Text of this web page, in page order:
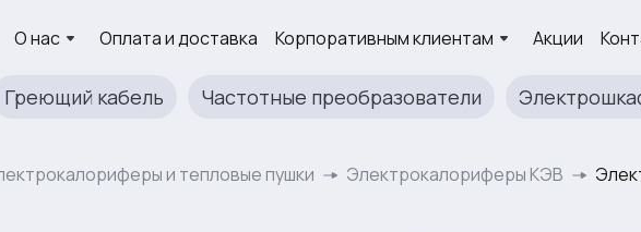
О нас Оплата и доставка Корпоративным клиентам Акции
Греющий кабель Частотные преобразователи
и тепловые пушки Электрокалориферы КЭВ